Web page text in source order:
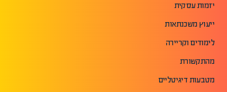
יזמות עסקית
ייעוץ משכנתאות
לימודים וקריירה
מהתקשורת
מטבעות דיגיטליים